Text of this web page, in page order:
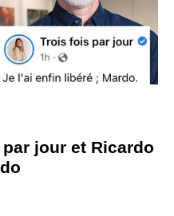
jour et Ricardo